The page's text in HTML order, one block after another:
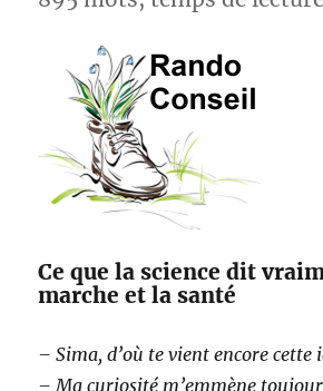
Ce que la science dit
marche et la santé
– Sima, d’où te vient encore cette
– Ma curiosité m’emmène